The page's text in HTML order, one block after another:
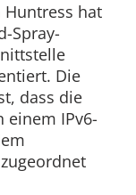
Huntress hat
Spray-
Die
dass die
einem IPv6-